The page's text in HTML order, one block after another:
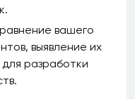
вашего
выявление их
разработки